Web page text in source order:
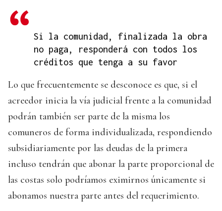
Si la comunidad, finalizada la obra
no paga, responderá con todos los
créditos que tenga a su favor
Lo que frecuentemente se desconoce es que, si el
acreedor inicia la vía judicial frente a la comunidad
podrán también ser parte de la misma los
comuneros de forma individualizada, respondiendo
subsidiariamente por las deudas de la primera
incluso tendrán que abonar la parte proporcional de
las costas solo podríamos eximirnos únicamente si
abonamos nuestra parte antes del requerimiento.